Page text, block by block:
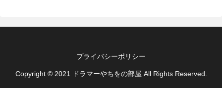
プライバシーポリシー
Copyright © 2021 ドラマーやちをの部屋 All Rights Reserved.